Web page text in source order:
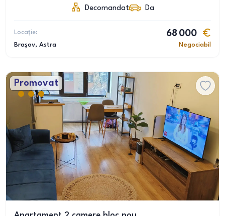
Decomandat
Da
Locație:
Brașov, Astra
68 000
Negociabil
Promovat